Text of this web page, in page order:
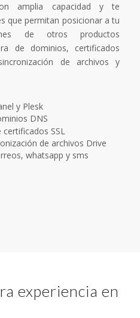
amplia capacidad y te
que permitan posicionar a tu
de otros productos
de dominios, certificados
de archivos y
y Plesk
DNS
SSL
de archivos Drive
whatsapp y sms
experiencia en